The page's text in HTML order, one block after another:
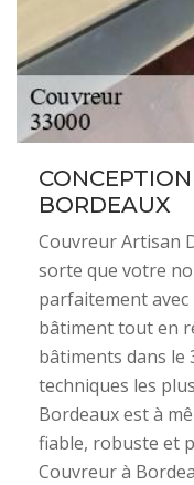
BORDEAUX
Couvreur Artisan
sorte que votre
parfaitement
bâtiment tout en
bâtiments dans le
techniques les
Bordeaux est à
fiable, robuste et
Couvreur à